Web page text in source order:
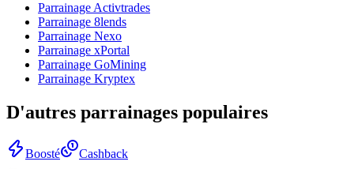
Parrainage Activtrades
Parrainage 8lends
Parrainage Nexo
Parrainage xPortal
Parrainage GoMining
Parrainage Kryptex
D'autres parrainages populaires
Boosté Cashback